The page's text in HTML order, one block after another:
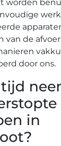
worden
van de
door ons.
tijd
in